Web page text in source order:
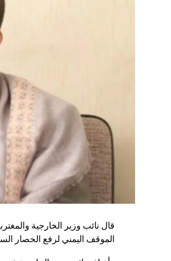
قال نائب وزير الخارجية
الموقف اليمني لرفع الحصار